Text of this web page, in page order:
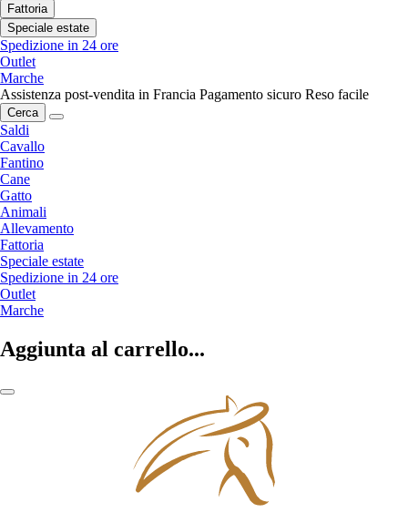
Fattoria
Speciale estate
Spedizione in 24 ore
Outlet
Marche
Assistenza post-vendita in Francia Pagamento sicuro Reso facile
Cerca
Saldi
Cavallo
Fantino
Cane
Gatto
Animali
Allevamento
Fattoria
Speciale estate
Spedizione in 24 ore
Outlet
Marche
Aggiunta al carrello...